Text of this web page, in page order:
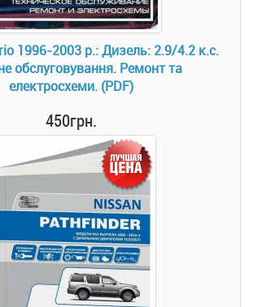
1996-2003 р.: Дизель: 2.9/4.2 к.с.
обслуговування. Ремонт та
електросхеми. (PDF)
450грн.